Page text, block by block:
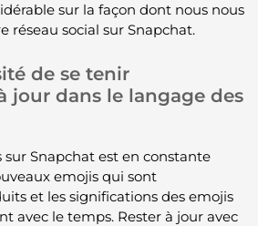
sur la façon dont nous nous
réseau social sur Snapchat.
de se tenir
jour dans le langage des
sur Snapchat est en constante
emojis qui sont
et les significations des emojis
avec le temps. Rester à jour avec